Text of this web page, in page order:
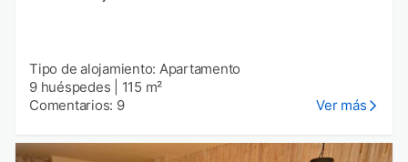
Tipo de alojamiento: Apartamento
9 huéspedes
115 m²
Comentarios: 9
Ver más